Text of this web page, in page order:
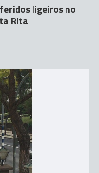
ligeiros no
Rita